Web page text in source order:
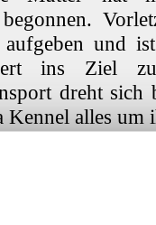
und
ins Ziel
dreht
Kennel alles um